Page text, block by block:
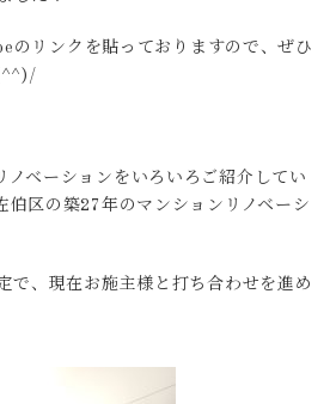
のリンクを貼っておりますので、ぜひ
ノベーションをいろいろご紹介してい
伯区の築27年のマンションリノベーシ
で、現在お施主様と打ち合わせを進め